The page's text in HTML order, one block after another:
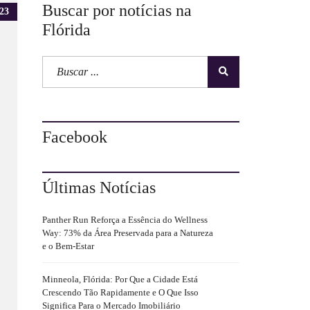
Buscar por notícias na
Flórida
Facebook
Últimas Notícias
Panther Run Reforça a Essência do Wellness
Way: 73% da Área Preservada para a Natureza
e o Bem-Estar
Minneola, Flórida: Por Que a Cidade Está
Crescendo Tão Rapidamente e O Que Isso
Significa Para o Mercado Imobiliário